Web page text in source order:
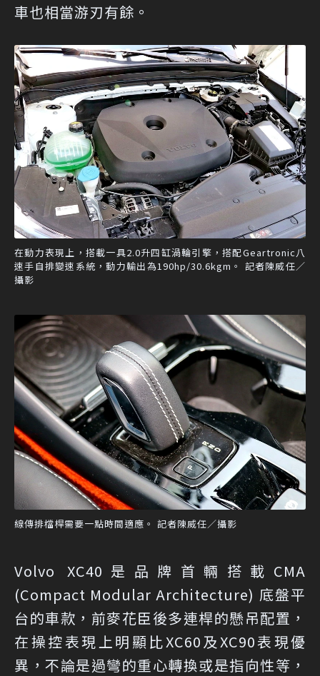
車也相當游刃有餘。
在動力表現上，搭載一具2.0升四缸渦輪引擎，搭配Geartronic八
速手自排變速系統，動力輸出為190hp/30.6kgm。 記者陳威任／
攝影
線傳排檔桿需要一點時間適應。 記者陳威任／攝影
Volvo XC40是品牌首輛搭載CMA
(Compact Modular Architecture) 底盤平
台的車款，前麥花臣後多連桿的懸吊配置，
在操控表現上明顯比XC60及XC90表現優
異，不論是過彎的重心轉換或是指向性等，